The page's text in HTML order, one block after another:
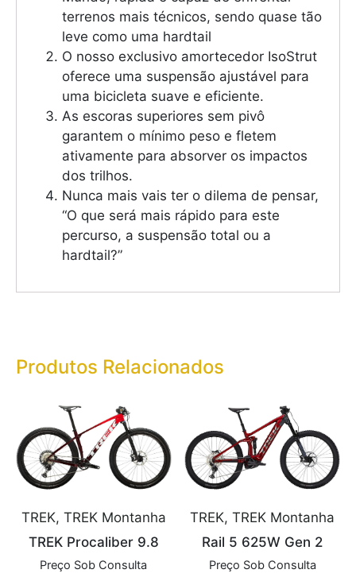
terrenos mais técnicos, sendo quase tão
leve como uma hardtail
O nosso exclusivo amortecedor IsoStrut
oferece uma suspensão ajustável para
uma bicicleta suave e eficiente.
As escoras superiores sem pivô
garantem o mínimo peso e fletem
ativamente para absorver os impactos
dos trilhos.
Nunca mais vais ter o dilema de pensar,
“O que será mais rápido para este
percurso, a suspensão total ou a
hardtail?”
Produtos Relacionados
TREK, TREK Montanha
TREK Procaliber 9.8
Preço Sob Consulta
TREK, TREK Montanha
Rail 5 625W Gen 2
Preço Sob Consulta